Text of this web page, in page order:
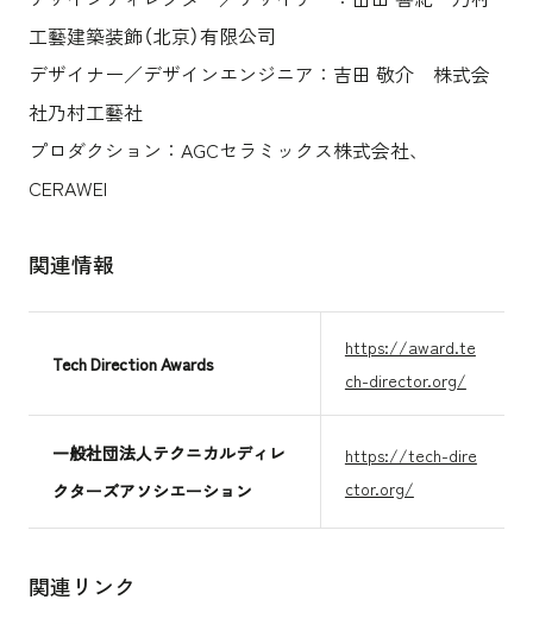
工藝建築装飾（北京）有限公司
デザイナー／デザインエンジニア：吉田 敬介 株式会
社乃村工藝社
プロダクション：AGCセラミックス株式会社、
CERAWEI
関連情報
Tech Direction Awards
https://award.te
ch-director.org/
一般社団法人テクニカルディレ
クターズアソシエーション
https://tech-dire
ctor.org/
関連リンク